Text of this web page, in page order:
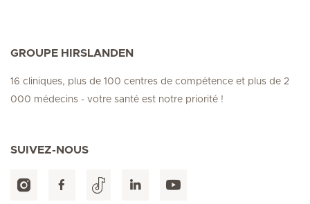
GROUPE HIRSLANDEN
16 cliniques, plus de 100 centres de compétence et plus de 2
000 médecins - votre santé est notre priorité !
SUIVEZ-NOUS